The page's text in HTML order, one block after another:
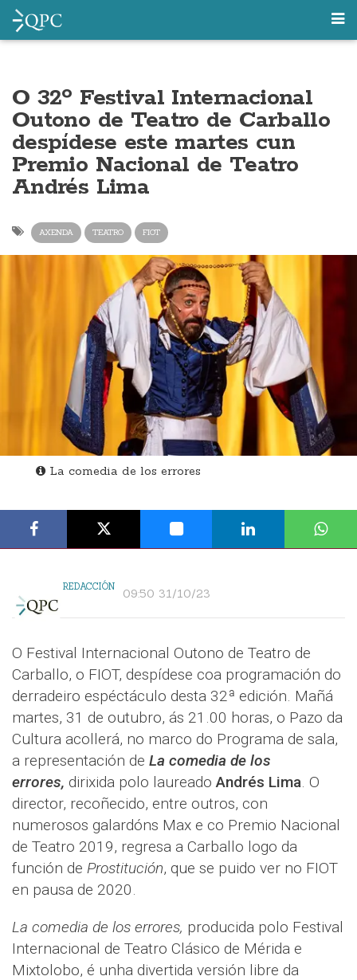
O 32º Festival Internacional
Outono de Teatro de Carballo
despídese este martes cun
Premio Nacional de Teatro
Andrés Lima
AXENDA TEATRO FIOT
La comedia de los errores
REDACCIÓN 09:50 31/10/23
O Festival Internacional Outono de Teatro de
Carballo, o FIOT, despídese coa programación do
derradeiro espéctáculo desta 32ª edición. Mañá
martes, 31 de outubro, ás 21.00 horas, o Pazo da
Cultura acollerá, no marco do Programa de sala,
a representación de La comedia de los
errores, dirixida polo laureadoAndrés Lima. O
director, recoñecido, entre outros, con
numerosos galardóns Max e co Premio Nacional
de Teatro 2019, regresa a Carballo logo da
función de Prostitución, que se puido ver no FIOT
en pausa de 2020.
La comedia de los errores, producida polo Festival
Internacional de Teatro Clásico de Mérida e
Mixtolobo, é unha divertida versión libre da